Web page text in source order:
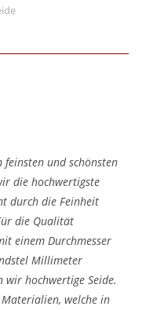
feinsten und schönsten
die hochwertigste
durch die Feinheit
die Qualität
einem Durchmesser
Millimeter
wir hochwertige Seide.
welche in